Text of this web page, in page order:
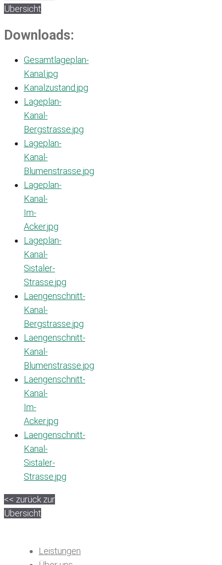
Übersicht
Downloads:
Gesamtlageplan-
Kanal.jpg
Kanalzustand.jpg
Lageplan-
Kanal-
Bergstrasse.jpg
Lageplan-
Kanal-
Blumenstrasse.jpg
Lageplan-
Kanal-
Im-
Acker.jpg
Lageplan-
Kanal-
Sistaler-
Strasse.jpg
Laengenschnitt-
Kanal-
Bergstrasse.jpg
Laengenschnitt-
Kanal-
Blumenstrasse.jpg
Laengenschnitt-
Kanal-
Im-
Acker.jpg
Laengenschnitt-
Kanal-
Sistaler-
Strasse.jpg
<< zurück zur
Übersicht
Leistungen